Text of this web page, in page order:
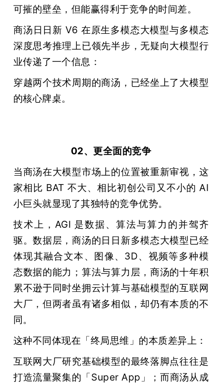
可摧的壁垒，但能赢得利于竞争的时间差。
商汤日日新 V6 在原生多模态大模型与多模态
深度思考推理上已领先半步，无疑向大模型行
业传递了一个信息：
穿越两个技术周期的商汤，已经坐上了大模型
的核心牌桌。
02、更全面的竞争
当商汤在大模型市场上的位置被重新审视，这
家相比 BAT 不大、相比初创公司又不小的 AI
小巨头就显现了其独特的竞争优势。
技术上，AGI 是数据、算法与算力的并驾齐
驱。数据层，商汤的日日新多模态大模型已经
体现其融合文本、图像、3D、视频等多种模
态数据的能力；算法与算力层，商汤的十年积
累不逊于同时坐拥云计算与基础模型的互联网
大厂，但两者虽有诸多相似，却仍有本质的不
同。
这种不同体现在「终局思维」的本质差异上：
互联网大厂研究基础模型的最终落脚点往往是
打造流量聚集的「Super App」；而商汤从成